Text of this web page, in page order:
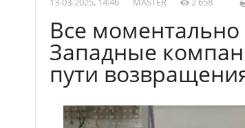
Все
Западные
пути